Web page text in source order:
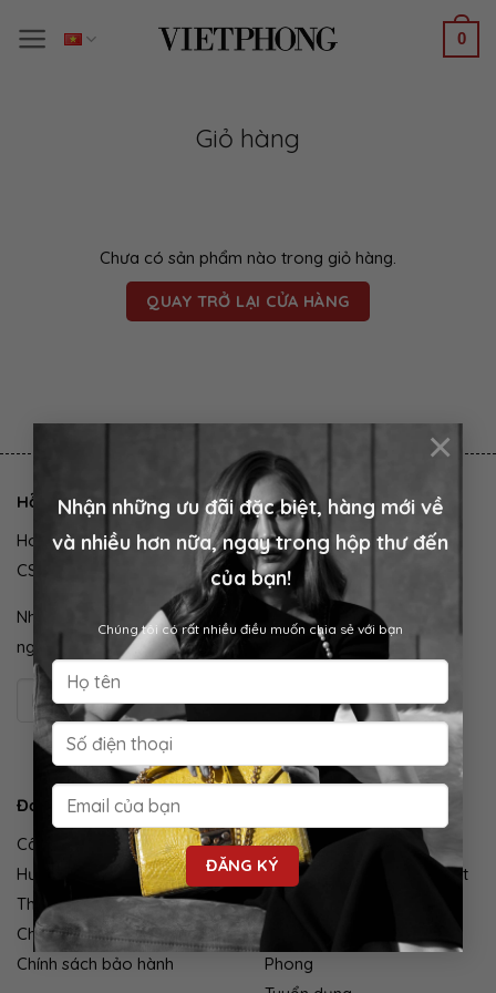
Nhận những ưu đãi đặc biệt, hàng mới về
và nhiều hơn nữa, ngay trong hộp thư đến
của bạn!
Chúng tôi có rất nhiều điều muốn chia sẻ với bạn
×
qua
0
Giỏ hàng
Chưa có sản phẩm nào trong giỏ hàng.
QUAY TRỞ LẠI CỬA HÀNG
Hỗ trợ
Hotline: 0943 065 779
CSKH:
(9:00 - 21:00)
Nhận những ưu đãi đặc biệt, hàng mới về và nhiều hơn nữa,
ngay trong hộp thư đến của bạn!
Đơn hàng
Câu hỏi thường gặp
Hướng dẫn mua hàng
Thanh toán & Giao hàng
Chính sách đổi trả
Chính sách bảo hành
Về VIETPHONG
Quy trình sản xuất của Việt
Phong